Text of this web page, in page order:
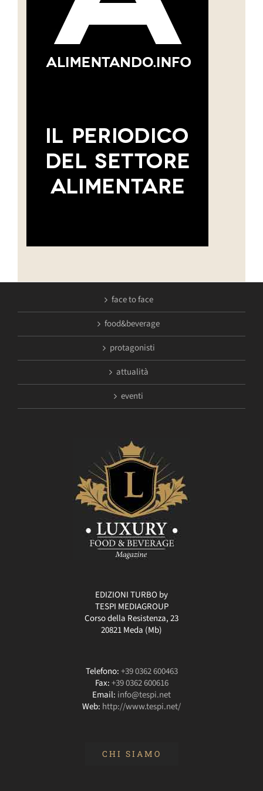
face to face
food&beverage
protagonisti
attualità
eventi
EDIZIONI TURBO by
TESPI MEDIAGROUP
Corso della Resistenza, 23
20821 Meda (Mb)
Telefono:+39 0362 600463
Fax:+39 0362 600616
Email: info@tespi.net
Web: http://www.tespi.net/
CHI SIAMO